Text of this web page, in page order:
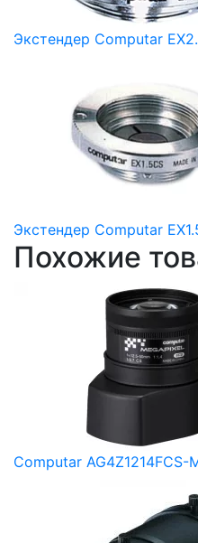
Экстендер Computar
Экстендер Computar
Похожие
Computar AG4Z1214FCS-